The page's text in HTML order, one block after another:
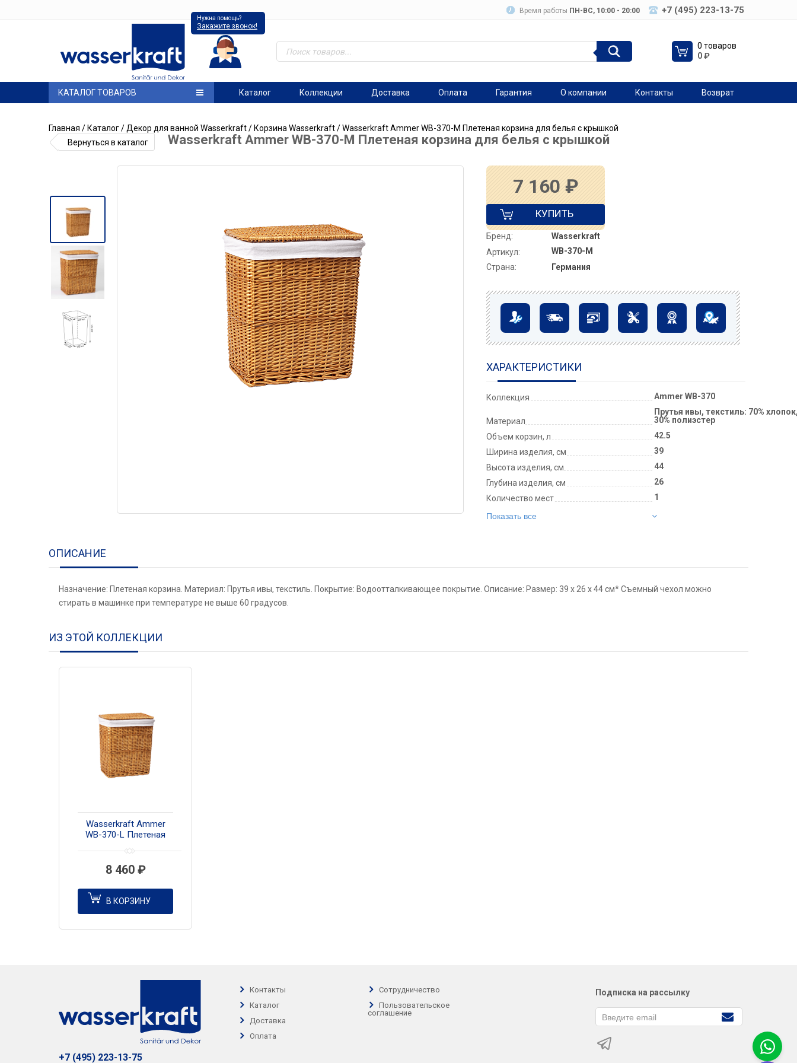
Время работы ПН-ВC, 10:00 - 20:00 +7 (495) 223-13-75
Нужна помощь?
Закажите звонок!
0 товаров
0₽
КАТАЛОГ ТОВАРОВ Каталог Коллекции Доставка Оплата Гарантия О компании Контакты Возврат
Главная / Каталог/ Декор для ванной Wasserkraft/ Корзина Wasserkraft/ Wasserkraft Ammer WB-370-M Плетеная корзина для белья с крышкой
Вернуться в каталог
Wasserkraft Ammer WB-370-M Плетеная корзина для белья с крышкой
7 160 ₽
КУПИТЬ
Бренд:
Wasserkraft
Артикул:
WB-370-M
Страна:
Германия
ХАРАКТЕРИСТИКИ
Коллекция Ammer WB-370
Материал
Прутья ивы, текстиль: 70%
30% полиэстер
Объем корзин, л
42.5
Ширина изделия, см
39
Высота изделия, см
44
Глубина изделия, см
26
Количество мест
1
Показать все
ОПИСАНИЕ
Назначение: Плетеная корзина. Материал: Прутья ивы, текстиль. Покрытие: Водоотталкивающее покрытие. Описание: Размер: 39 х 26 х 44 см* Съемный чехол можно
стирать в машинке при температуре не выше 60 градусов.
ИЗ ЭТОЙ КОЛЛЕКЦИИ
Wasserkraft Ammer
WB-370-L Плетеная
крышкой
8 460 ₽
В КОРЗИНУ
+7 (495) 223-13-75
Контакты
Каталог
Доставка
Оплата
Сотрудничество
Пользовательское
соглашение
Подписка на рассылку